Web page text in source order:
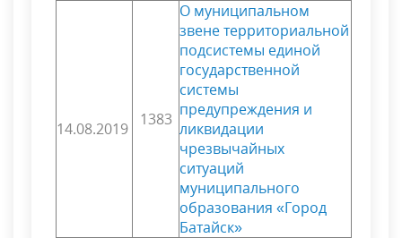
14.08.2019 1383
О муниципальном
звене территориальной
подсистемы единой
государственной
системы
предупреждения и
ликвидации
чрезвычайных
ситуаций
муниципального
образования «Город
Батайск»